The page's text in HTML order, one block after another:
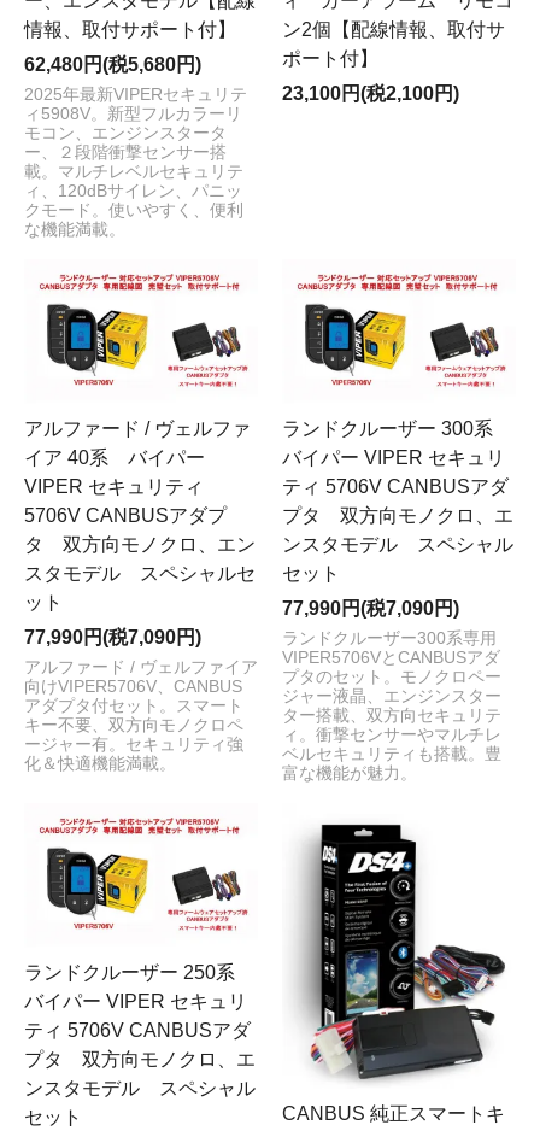
情報、取付サポート付】
62,480円(税5,680円)
2025年最新VIPERセキュリテ
ィ5908V。新型フルカラーリ
モコン、エンジンスタータ
ー、２段階衝撃センサー搭
載。マルチレベルセキュリテ
ィ、120dBサイレン、パニッ
クモード。使いやすく、便利
な機能満載。
ン2個【配線情報、取付サ
ポート付】
23,100円(税2,100円)
アルファード / ヴェルファ
イア 40系 バイパー
VIPER セキュリティ
5706V CANBUSアダプ
タ 双方向モノクロ、エン
スタモデル スペシャルセ
ット
77,990円(税7,090円)
アルファード / ヴェルファイア
向けVIPER5706V、CANBUS
アダプタ付セット。スマート
キー不要、双方向モノクロペ
ージャー有。セキュリティ強
化＆快適機能満載。
ランドクルーザー 300系
バイパー VIPER セキュリ
ティ 5706V CANBUSアダ
プタ 双方向モノクロ、エ
ンスタモデル スペシャル
セット
77,990円(税7,090円)
ランドクルーザー300系専用
VIPER5706VとCANBUSアダ
プタのセット。モノクロペー
ジャー液晶、エンジンスター
ター搭載、双方向セキュリテ
ィ。衝撃センサーやマルチレ
ベルセキュリティも搭載。豊
富な機能が魅力。
ランドクルーザー 250系
バイパー VIPER セキュリ
ティ 5706V CANBUSアダ
プタ 双方向モノクロ、エ
ンスタモデル スペシャル
セット
CANBUS 純正スマートキ